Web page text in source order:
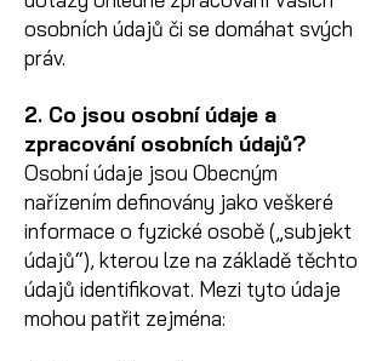
osobních údajů či se domáhat svých
práv.
2. Co jsou osobní údaje a
zpracování osobních údajů?
Osobní údaje jsou Obecným
nařízením definovány jako veškeré
informace o fyzické osobě („subjekt
údajů“), kterou lze na základě těchto
údajů identifikovat. Mezi tyto údaje
mohou patřit zejména: